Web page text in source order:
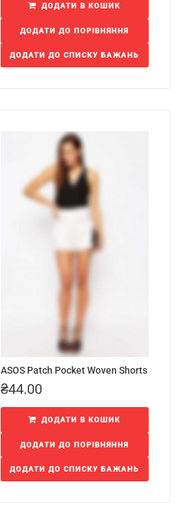
ДОДАТИ В КОШИК
ДОДАТИ ДО ПОРІВНЯННЯ
ДОДАТИ ДО СПИСКУ БАЖАНЬ
ASOS Patch Pocket Woven Shorts
₴44.00
ДОДАТИ В КОШИК
ДОДАТИ ДО ПОРІВНЯННЯ
ДОДАТИ ДО СПИСКУ БАЖАНЬ